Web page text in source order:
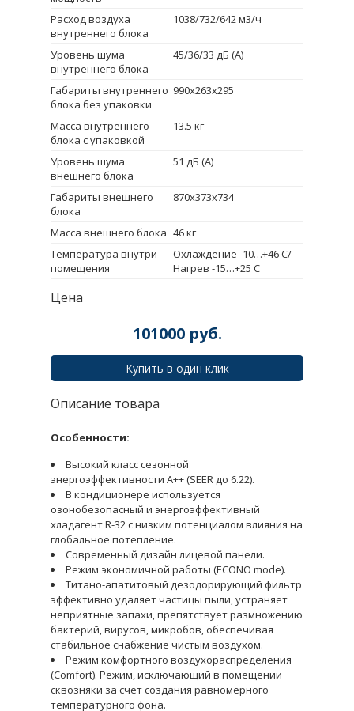
Расход воздуха
внутреннего блока
1038/732/642 м3/ч
Уровень шума
внутреннего блока
45/36/33 дБ (А)
Габариты внутреннего
блока без упаковки
990x263x295
Масса внутреннего
блока с упаковкой
13.5 кг
Уровень шума
внешнего блока
51 дБ (А)
Габариты внешнего
блока
870x373x734
Масса внешнего блока 46 кг
Температура внутри
помещения
Охлаждение -10…+46 С/
Нагрев -15…+25 С
Цена
101000 руб.
Купить в один клик
Описание товара
Особенности:
Высокий класс сезонной
энергоэффективности А++ (SEER до 6.22).
В кондиционере используется
озонобезопасный и энергоэффективный
хладагент R-32 с низким потенциалом влияния на
глобальное потепление.
Современный дизайн лицевой панели.
Режим экономичной работы (ECONO mode).
Титано-апатитовый дезодорирующий фильтр
эффективно удаляет частицы пыли, устраняет
неприятные запахи, препятствует размножению
бактерий, вирусов, микробов, обеспечивая
стабильное снабжение чистым воздухом.
Режим комфортного воздухораспределения
(Comfort). Режим, исключающий в помещении
сквозняки за счет создания равномерного
температурного фона.